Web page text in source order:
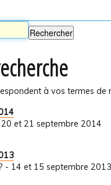
à vos termes de
et 21 septembre 2014
- 14 et 15 septembre 2013